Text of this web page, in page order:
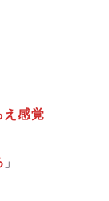
え感覚
」